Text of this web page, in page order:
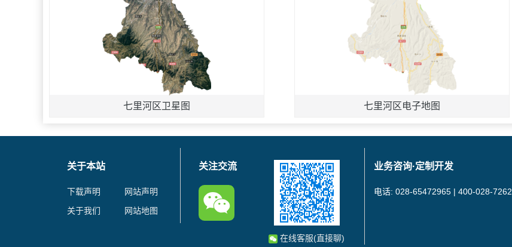
七里河区卫星图 七里河区电子地图
关于本站
下载声明
网站声明
关于我们
网站地图
关注交流
在线客服(直接聊)
业务咨询·定制开发
电话: 028-65472965 | 400-028-7262